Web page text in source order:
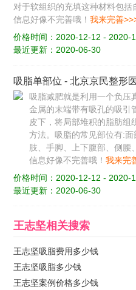
对于软组织的充填这种材料包括
信息好像不完善哦！我来完善
价格时间：2020-12-12 - 2020-
最近更新：2020-06-30
吸脂单部位 -北京京民整形
吸脂减肥就是利用一个负压
金属的末端带有吸孔的吸引
皮下，将局部堆积的脂肪组
方法。吸脂的常见部位有:
肢、手脚、上下腹部、侧腰
信息好像不完善哦！我来完
价格时间：2020-12-12 - 2020-
最近更新：2020-06-30
王志坚相关搜索
王志坚吸脂费用多少钱
王志坚吸脂多少钱
王志坚案例价格多少钱